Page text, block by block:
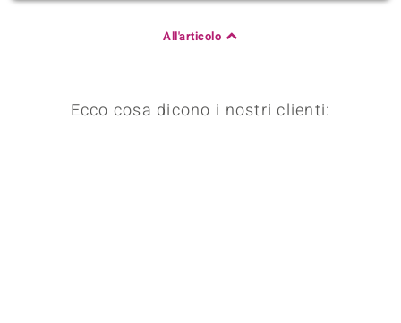
All'articolo
Ecco cosa dicono i nostri clienti: